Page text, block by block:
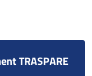
TRASPARE